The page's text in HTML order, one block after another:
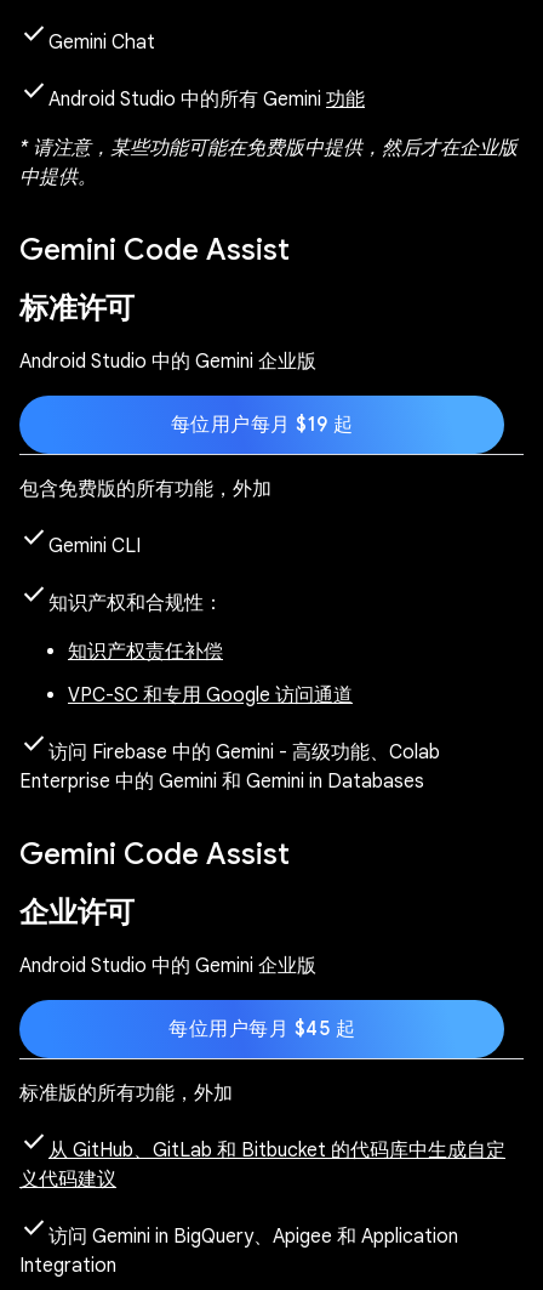
check Gemini Chat
check Android Studio 中的所有 Gemini 功能
* 请注意，某些功能可能在免费版中提供，然后才在企业版
中提供。
Gemini Code Assist
标准许可
Android Studio 中的 Gemini 企业版
每位用户每月 $19 起
包含免费版的所有功能，外加
check Gemini CLI
check 知识产权和合规性 ：
知识产权责任补偿
VPC-SC 和专用 Google 访问通道
check 访问 Firebase 中的 Gemini - 高级功能、Colab
Enterprise 中的 Gemini 和 Gemini in Databases
Gemini Code Assist
企业许可
Android Studio 中的 Gemini 企业版
每位用户每月 $45 起
标准版的所有功能，外加
check 从 GitHub、GitLab 和 Bitbucket 的代码库中生成自定
义代码建议
check 访问 Gemini in BigQuery、Apigee 和 Application
Integration